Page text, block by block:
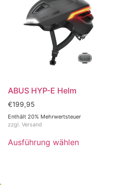
ABUS HYP-E Helm
€199,95
Enthält 20% Mehrwertsteuer
zzgl. Versand
Ausführung wählen